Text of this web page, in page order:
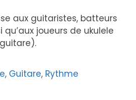
aux guitaristes, batteurs
joueurs de ukulele
, Guitare, Rythme